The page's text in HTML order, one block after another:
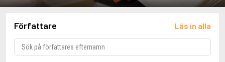
Författare Läs in alla